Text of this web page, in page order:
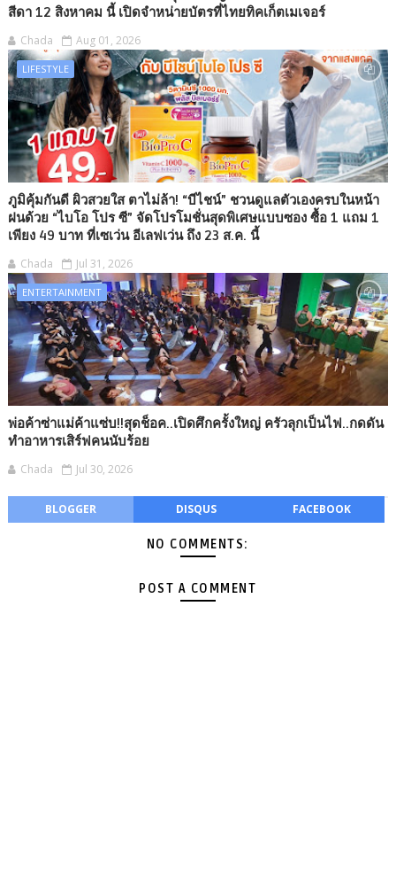
สีดา 12 สิงหาคม นี้ เปิดจำหน่ายบัตรที่ไทยทิคเก็ตเมเจอร์
Chada Aug 01, 2026
LIFESTYLE
ภูมิคุ้มกันดี ผิวสวยใส ตาไม่ล้า! “บีไชน์” ชวนดูแลตัวเองครบในหน้า
ฝนด้วย “ไบโอ โปร ซี” จัดโปรโมชั่นสุดพิเศษแบบซอง ซื้อ 1 แถม 1
เพียง 49 บาท ที่เซเว่น อีเลฟเว่น ถึง 23 ส.ค. นี้
Chada Jul 31, 2026
ENTERTAINMENT
พ่อค้าซ่าแม่ค้าแซ่บ!!สุดช็อค..เปิดศึกครั้งใหญ่ ครัวลุกเป็นไฟ..กดดัน
ทำอาหารเสิร์ฟคนนับร้อย
Chada Jul 30, 2026
BLOGGER DISQUS FACEBOOK
NO COMMENTS:
POST A COMMENT